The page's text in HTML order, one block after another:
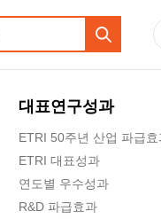
대표연구성과
ETRI 50주년 산업 파급효
ETRI 대표성과
연도별 우수성과
R&D 파급효과